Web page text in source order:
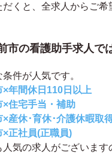
だくと、全求人からご
市の看護助手求人で
件が人気です。
年間休日110日以上
×住宅手当・補助
産休･育休･介護休暇取
正社員(正職員)
気の求人がございま